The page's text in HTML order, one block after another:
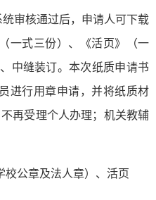
统审核通过后，申请人可下载
一式三份） 、《活页》（一
中缝装订。本次纸质申请书
进行用章申请，并将纸质材
再受理个人办理； 机关教辅
校公章及法人章）、活页